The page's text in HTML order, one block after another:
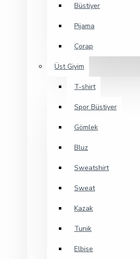
Büstiyer
Pijama
Çorap
Üst Giyim
T-shirt
Spor Büstiyer
Gömlek
Bluz
Sweatshirt
Sweat
Kazak
Tunik
Elbise